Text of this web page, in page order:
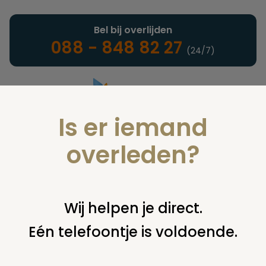
Landelijke uitvaartonderneming
Bel bij overlijden
088 - 848 82 27 (24/7)
U bent hier: home juridisch begraven graf overschrijven
vervallen grafrechten alsnog verlengen
Is er iemand
overleden?
Wij helpen je direct.
Eén telefoontje is voldoende.